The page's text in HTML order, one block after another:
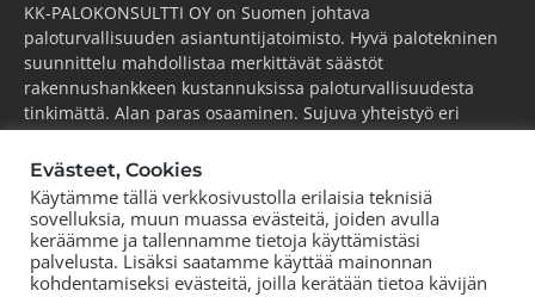
KK-PALOKONSULTTI OY on Suomen johtava
paloturvallisuuden asiantuntijatoimisto. Hyvä palotekninen
suunnittelu mahdollistaa merkittävät säästöt
rakennushankkeen kustannuksissa paloturvallisuudesta
tinkimättä. Alan paras osaaminen. Sujuva yhteistyö eri
osapuolten kanssa. Kilpailukykyinen hintataso. Tutkimme,
kehitämme ja viemme alaa aktiivisesti eteenpäin.
ESPOO(pääkonttori)
Puh.+358 44 752 0777
KOUVOLA
Puh.+358 44 752 0777
Evästeet, Cookies
Käytämme tällä verkkosivustolla erilaisia teknisiä
sovelluksia, muun muassa evästeitä, joiden avulla
keräämme ja tallennamme tietoja käyttämistäsi
palvelusta. Lisäksi saatamme käyttää mainonnan
kohdentamiseksi evästeitä, joilla kerätään tietoa kävijän